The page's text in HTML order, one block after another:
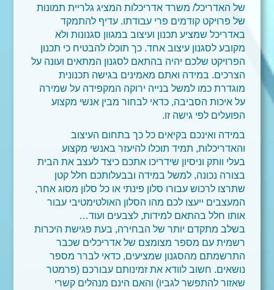
של האדריכל/ משרד אדריכלות המציג גלריית תמונות
של פרויקט קודמים פרי עבודתו. עדיף להתמקד
באדריכל שמציע תכנון ועיצוב במגוון סגנונות ולא
מקובע לסגנון עיצוב אחד. כך תוכלו להבטיח כי תכנון
הפרויקט שלכם יהיה בהתאם לסגנון המתאים ועונה על
הצרכים. במידה ואתם מאמינים בגישה תכנונית
מוגדרת כמו למשל בנייה ירוקה המקפידה על שמירה
על איכות הסביבה, כדאי לבחור מבין אנשי מקצוע
הפועלים לפי גישה זו.
במידה ואינכם בקיאים כל כך בתחום העיצוב
והאדריכלות, תמיד תוכלו להיעזר באנשי מקצוע
בעלי וותק וניסיון שידריכו אתכם כיצד לעצב את הבית
בצורה נכונה, למשל במידה ובבעלותכם חלל קטן
שתרצו לרכוש עבורו סלון פינתי או כל סלון מסוג אחר,
המעצבים ייעצו לכם מהו הסלון האולטימטיבי עבור
אותו חלל בהתאם למידות, לצבעים ועוד…
בשלב מתקדם יותר של הבחירה, בעת פגישת היכרות
רשמית עם מספר מצומצם של אדריכלים שכבר
התרשמתם מהסגנון שמציעים, כדאי לברר מספר
נושאים. חשוב לוודא את זמינותם עבורכם (פרמטר
שאזור להתפשר לגביו) והאם הינם מנהלים קשרי